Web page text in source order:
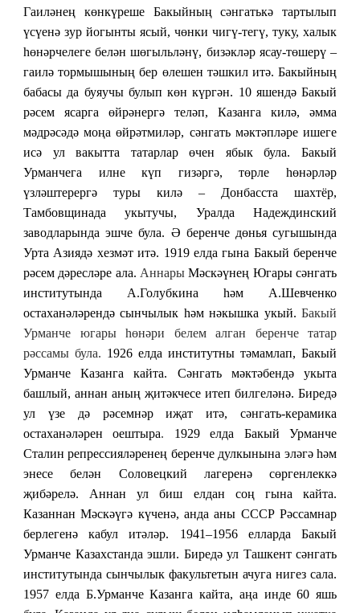
Гаиләнең көнкүреше Бакыйның сәнгатькә тартылып
үсүенә зур йогынты ясый, чөнки чигү-тегү, туку, халык
һөнәрчелеге белән шөгыльләнү, бизәкләр ясау-төшерү –
гаилә тормышының бер өлешен тәшкил итә. Бакыйның
бабасы да буяучы булып көн күргән. 10 яшендә Бакый
рәсем ясарга өйрәнергә теләп, Казанга килә, әмма
мәдрәсәдә моңа өйрәтмиләр, сәнгать мәктәпләре ишеге
исә ул вакытта татарлар өчен ябык була. Бакый
Урманчега илне күп гизәргә, төрле һөнәрләр
үзләштерергә туры килә – Донбасста шахтёр,
Тамбовщинада укытучы, Уралда Надеждинский
заводларында эшче була. Ә беренче дөнья сугышында
Урта Азиядә хезмәт итә. 1919 елда гына Бакый беренче
рәсем дәресләре ала. Аннары Мәскәүнең Югары сәнгать
институтында А.Голубкина һәм А.Шевченко
остаханәләрендә сынчылык һәм нәкышка укый. Бакый
Урманче югары һөнәри белем алган беренче татар
рәссамы була. 1926 елда институтны тәмамлап, Бакый
Урманче Казанга кайта. Сәнгать мәктәбендә укыта
башлый, аннан аның җитәкчесе итеп билгеләнә. Биредә
ул үзе дә рәсемнәр иҗат итә, сәнгать-керамика
остаханәләрен оештыра. 1929 елда Бакый Урманче
Сталин репрессияләренең беренче дулкынына эләгә һәм
энесе белән Соловецкий лагеренә сөргенлеккә
җибәрелә. Аннан ул биш елдан соң гына кайта.
Казаннан Мәскәүгә күченә, анда аны СССР Рәссамнар
берлегенә кабул итәләр. 1941–1956 елларда Бакый
Урманче Казахстанда эшли. Биредә ул Ташкент сәнгать
институтында сынчылык факультетын ачуга нигез сала.
1957 елда Б.Урманче Казанга кайта, аңа инде 60 яшь